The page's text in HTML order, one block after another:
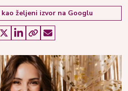
željeni izvor na Googlu